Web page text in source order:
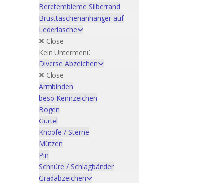
Beretembleme Silberrand
Brusttaschenanhänger auf
Lederlasche
Close
Kein Untermenü
Diverse Abzeichen
Close
Armbinden
beso Kennzeichen
Bogen
Gürtel
Knöpfe / Sterne
Mützen
Pin
Schnüre / Schlagbänder
Gradabzeichen